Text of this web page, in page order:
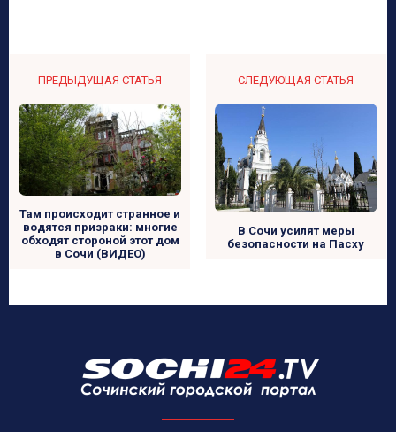
ПРЕДЫДУЩАЯ СТАТЬЯ
Там происходит странное и
водятся призраки: многие
обходят стороной этот дом
в Сочи (ВИДЕО)
СЛЕДУЮЩАЯ СТАТЬЯ
В Сочи усилят меры
безопасности на Пасху